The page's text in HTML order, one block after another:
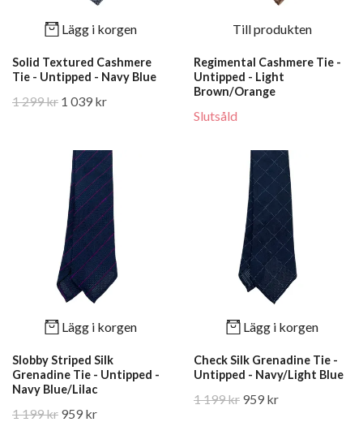
Lägg i korgen
Solid Textured Cashmere
Tie - Untipped - Navy Blue
1 299 kr 1 039 kr
Till produkten
Regimental Cashmere Tie -
Untipped - Light
Brown/Orange
Slutsåld
Lägg i korgen
Slobby Striped Silk
Grenadine Tie - Untipped -
Navy Blue/Lilac
1 199 kr 959 kr
Lägg i korgen
Check Silk Grenadine Tie -
Untipped - Navy/Light Blue
1 199 kr 959 kr